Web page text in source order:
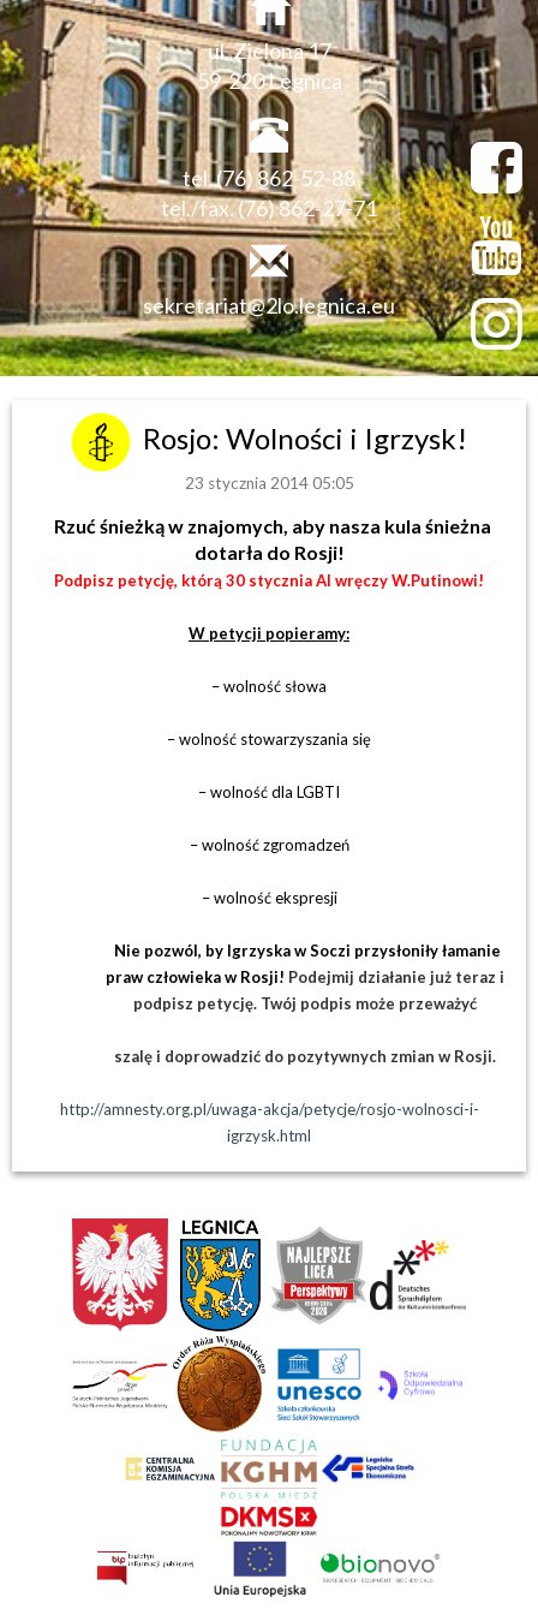
ul. Zielona 17
59-220 Legnica
tel. (76) 862-52-88
tel./fax. (76) 862-27-71
sekretariat@2lo.legnica.eu
Rosjo: Wolności i Igrzysk!
23 stycznia 2014 05:05
Rzuć śnieżką w znajomych, aby nasza kula śnieżna
dotarła do Rosji!
Podpisz petycję, którą 30 stycznia AI wręczy W.Putinowi!
W petycji popieramy:
– wolność słowa
– wolność stowarzyszania się
– wolność dla LGBTI
– wolność zgromadzeń
– wolność ekspresji
Nie pozwól, by Igrzyska w Soczi przysłoniły łamanie
praw człowieka w Rosji! Podejmij działanie już teraz i
podpisz petycję. Twój podpis może przeważyć
szalę i doprowadzić do pozytywnych zmian w Rosji.
http://amnesty.org.pl/uwaga-akcja/petycje/rosjo-wolnosci-i-
igrzysk.html